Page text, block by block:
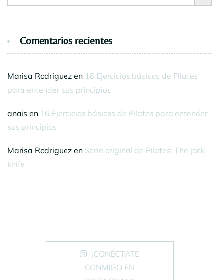
Comentarios recientes
Marisa Rodriguez en 16 Ejercicios básicos de Pilates
para entender sus principios
anais en 16 Ejercicios básicos de Pilates para entender
sus principios
Marisa Rodriguez en Serie original de Pilates: The jack
knife
¡CONÉCTATE
CONMIGO EN